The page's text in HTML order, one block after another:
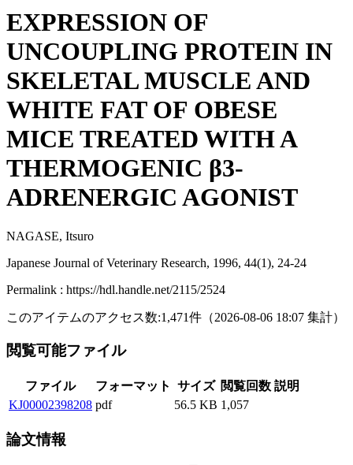
EXPRESSION OF
UNCOUPLING PROTEIN IN
SKELETAL MUSCLE AND
WHITE FAT OF OBESE
MICE TREATED WITH A
THERMOGENIC β3-
ADRENERGIC AGONIST
NAGASE, Itsuro
Japanese Journal of Veterinary Research, 1996, 44(1), 24-24
Permalink : https://hdl.handle.net/2115/2524
このアイテムのアクセス数:1,471件 （2026-08-06 18:07 集計）
閲覧可能ファイル
ファイル フォーマット サイズ 閲覧回数 説明
KJ00002398208 pdf 56.5 KB 1,057
論文情報